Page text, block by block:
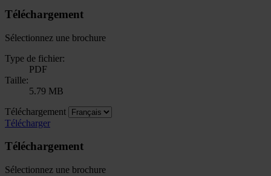
Téléchargement
Sélectionnez une brochure
Type de fichier:
PDF
Taille:
5.79 MB
Téléchargement
Télécharger
Téléchargement
Sélectionnez une brochure